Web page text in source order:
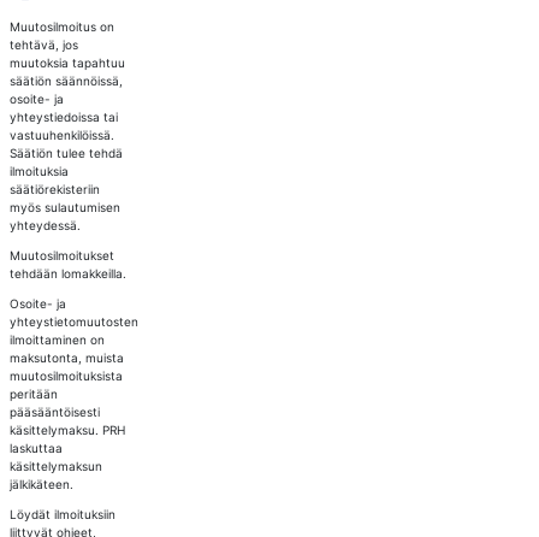
Muutosilmoitus on
tehtävä, jos
muutoksia tapahtuu
säätiön säännöissä,
osoite- ja
yhteystiedoissa tai
vastuuhenkilöissä.
Säätiön tulee tehdä
ilmoituksia
säätiörekisteriin
myös sulautumisen
yhteydessä.
Muutosilmoitukset
tehdään lomakkeilla.
Osoite- ja
yhteystietomuutosten
ilmoittaminen on
maksutonta, muista
muutosilmoituksista
peritään
pääsääntöisesti
käsittelymaksu. PRH
laskuttaa
käsittelymaksun
jälkikäteen.
Löydät ilmoituksiin
liittyvät ohjeet,